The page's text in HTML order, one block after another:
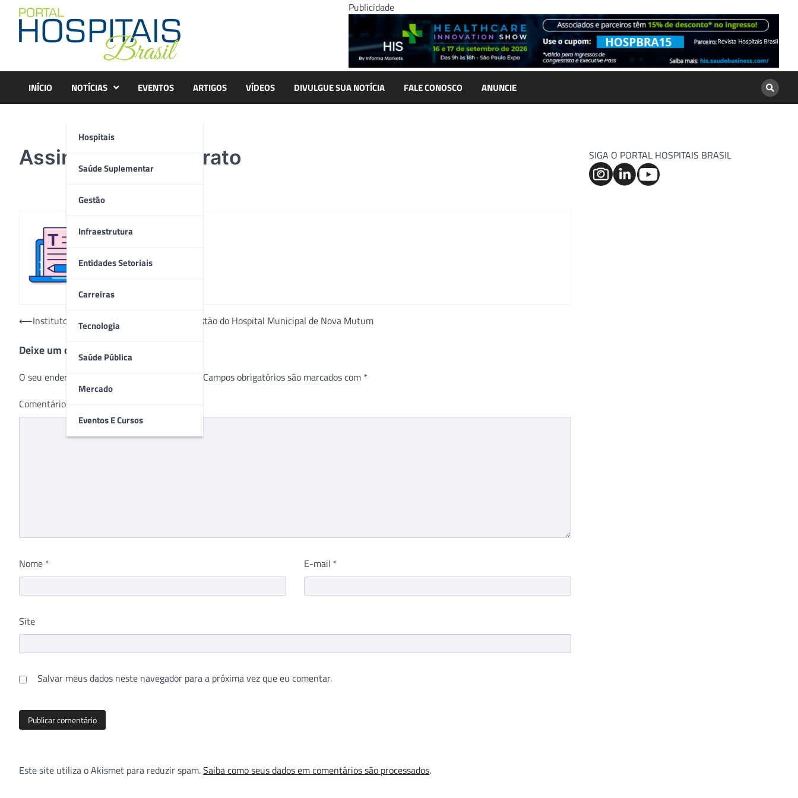
content
Publicidade
INÍCIO NOTÍCIAS
Hospitais
Saúde Suplementar
Gestão
Infraestrutura
Entidades Setoriais
Carreiras
Tecnologia
Saúde Pública
Mercado
Eventos E Cursos
EVENTOS ARTIGOS VÍDEOS DIVULGUE SUA NOTÍCIA FALE CONOSCO ANUNCIE
Assinatura do contrato
Navegação
Post
⟵Instituto de Saúde Santa Rosa assume gestão do Hospital Municipal de Nova Mutum
Deixe um comentário
O seu endereço de e-mail não será publicado. Campos obrigatórios são marcados com *
Comentário
Nome * E-mail *
Site
Salvar meus dados neste navegador para a próxima vez que eu comentar.
Este site utiliza o Akismet para reduzir spam.Saiba como seus dados em comentários são processados.
SIGA O PORTAL HOSPITAIS BRASIL